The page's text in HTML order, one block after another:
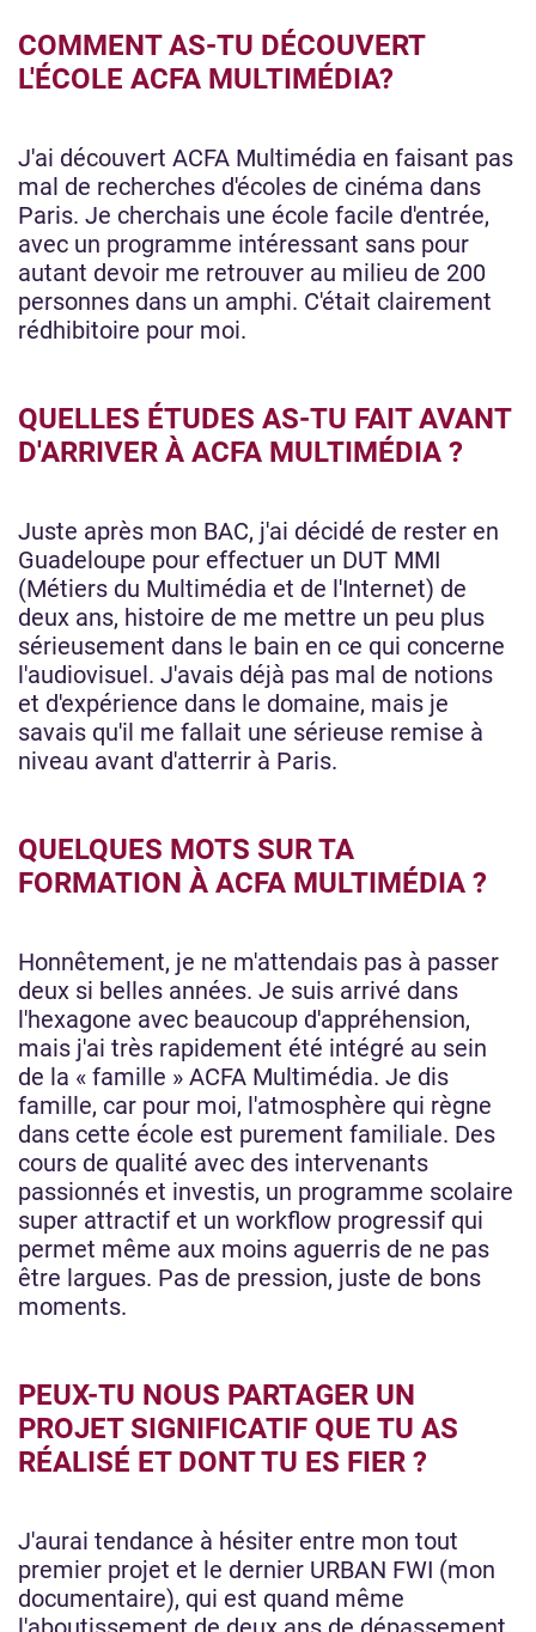
COMMENT AS-TU DÉCOUVERT
L'ÉCOLE ACFA MULTIMÉDIA?
J'ai découvert ACFA Multimédia en faisant pas
mal de recherches d'écoles de cinéma dans
Paris. Je cherchais une école facile d'entrée,
avec un programme intéressant sans pour
autant devoir me retrouver au milieu de 200
personnes dans un amphi. C'était clairement
rédhibitoire pour moi.
QUELLES ÉTUDES AS-TU FAIT AVANT
D'ARRIVER À ACFA MULTIMÉDIA ?
Juste après mon BAC, j'ai décidé de rester en
Guadeloupe pour effectuer un DUT MMI
(Métiers du Multimédia et de l'Internet) de
deux ans, histoire de me mettre un peu plus
sérieusement dans le bain en ce qui concerne
l'audiovisuel. J'avais déjà pas mal de notions
et d'expérience dans le domaine, mais je
savais qu'il me fallait une sérieuse remise à
niveau avant d'atterrir à Paris.
QUELQUES MOTS SUR TA
FORMATION À ACFA MULTIMÉDIA ?
Honnêtement, je ne m'attendais pas à passer
deux si belles années. Je suis arrivé dans
l'hexagone avec beaucoup d'appréhension,
mais j'ai très rapidement été intégré au sein
de la « famille » ACFA Multimédia. Je dis
famille, car pour moi, l'atmosphère qui règne
dans cette école est purement familiale. Des
cours de qualité avec des intervenants
passionnés et investis, un programme scolaire
super attractif et un workflow progressif qui
permet même aux moins aguerris de ne pas
être largues. Pas de pression, juste de bons
moments.
PEUX-TU NOUS PARTAGER UN
PROJET SIGNIFICATIF QUE TU AS
RÉALISÉ ET DONT TU ES FIER ?
J'aurai tendance à hésiter entre mon tout
premier projet et le dernier URBAN FWI (mon
documentaire), qui est quand même